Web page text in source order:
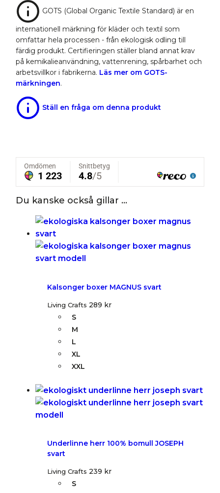
GOTS (Global Organic Textile Standard) är en
internationell märkning för kläder och textil som
omfattar hela processen - från ekologisk odling till
färdig produkt. Certifieringen ställer bland annat krav
på kemikalieanvändning, vattenrening, spårbarhet och
arbetsvillkor i fabrikerna. Läs mer om GOTS-
märkningen.
Ställ en fråga om denna produkt
Du kanske också gillar …
Kalsonger boxer MAGNUS svart
Living Crafts 289 kr
S
M
L
XL
XXL
Underlinne herr 100% bomull JOSEPH
svart
Living Crafts 239 kr
S